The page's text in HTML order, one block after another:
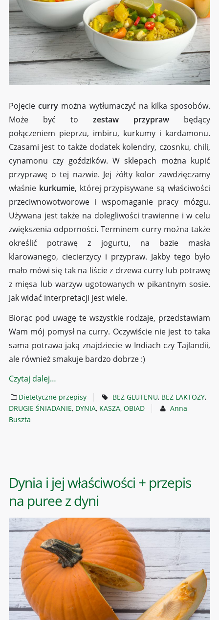
Pojęciecurry można wytłumaczyć na kilka sposobów.
Może być to zestaw przypraw będący
połączeniem pieprzu, imbiru, kurkumy i kardamonu.
Czasami jest to także dodatek kolendry, czosnku, chili,
cynamonu czy goździków. W sklepach można kupić
przyprawę o tej nazwie. Jej żółty kolor zawdzięczamy
właśnie kurkumie, której przypisywane są właściwości
przeciwnowotworowe i wspomaganie pracy mózgu.
Używana jest także na dolegliwości trawienne i w celu
zwiększenia odporności. Terminem curry można także
określić potrawę z jogurtu, na bazie masła
klarowanego, ciecierzycy i przypraw. Jakby tego było
mało mówi się tak na liście z drzewa curry lub potrawę
z mięsa lub warzyw ugotowanych w pikantnym sosie.
Jak widać interpretacji jest wiele.
Biorąc pod uwagę te wszystkie rodzaje, przedstawiam
Wam mój pomysł na curry. Oczywiście nie jest to taka
sama potrawa jaką znajdziecie w Indiach czy Tajlandii,
ale również smakuje bardzo dobrze :)
Czytaj dalej…
Dietetyczne przepisy BEZ GLUTENU, BEZ LAKTOZY,
DRUGIE ŚNIADANIE, DYNIA, KASZA, OBIAD
Anna
Buszta
Dynia i jej właściwości + przepis
na puree z dyni